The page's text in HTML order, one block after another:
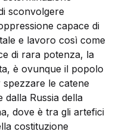
sconvolgere
capace di
e lavoro così come
di rara potenza, la
è ovunque il popolo
le catene
Russia della
dove è tra gli artefici
costituzione